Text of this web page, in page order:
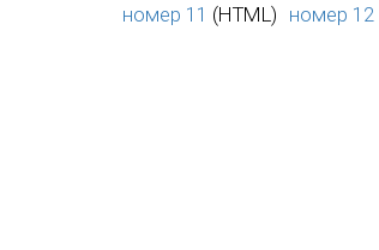
номер 11 (HTML) номер 12